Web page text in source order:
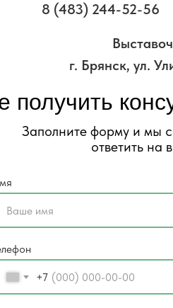
8 (483) 244-52-56
г. Брянск, ул.
+7
Заполните форму и мы
ответить на
получить